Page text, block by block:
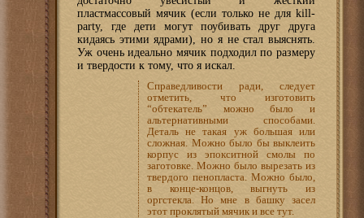
пластмассовый мячик (если только не для kill-
party, где дети могут поубивать друг друга
кидаясь этими ядрами), но я не стал выяснять.
Уж очень идеально мячик подходил по размеру
и твердости к тому, что я искал.
Справедливости ради, следует
отметить, что изготовить
“обтекатель” можно было и
альтернативными способами.
Деталь не такая уж большая или
сложная. Можно было бы выклеить
корпус из эпокситной смолы по
заготовке. Можно было вырезать из
твердого пенопласта. Можно было,
в конце-концов, выгнуть из
оргстекла. Но мне в башку засел
этот проклятый мячик и все тут.